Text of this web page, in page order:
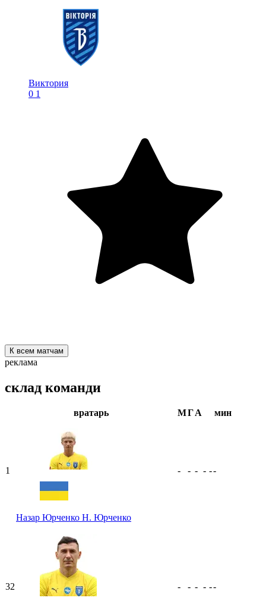
Виктория
0 1
К всем матчам
реклама
склад команди
вратарь МГА мин
1
Назар Юрченко Н. Юрченко
- - - - --
32 - - - - --